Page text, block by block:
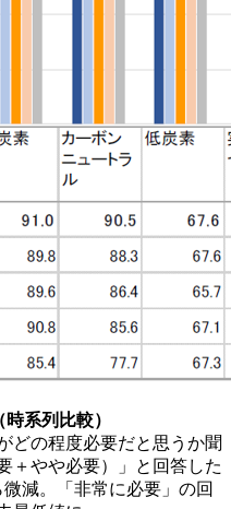
系列比較）
どの程度必要だと思うか聞
＋やや必要）」と回答した
減。「非常に必要」の回